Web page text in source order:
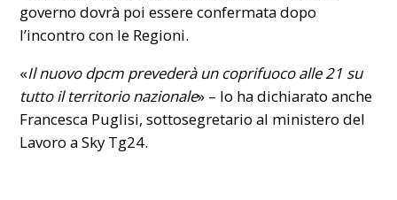
governo dovrà poi essere confermata dopo
l’incontro con le Regioni.
«Il nuovo dpcm prevederà un coprifuoco alle 21 su
tutto il territorio nazionale» – lo ha dichiarato anche
Francesca Puglisi, sottosegretario al ministero del
Lavoro a Sky Tg24.